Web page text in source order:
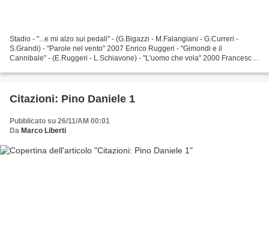
Stadio - "...e mi alzo sui pedali" - (G.Bigazzi - M.Falangiani - G.Curreri -
S.Grandi) - "Parole nel vento" 2007 Enrico Ruggeri - "Gimondi e il
Cannibale" - (E.Ruggeri - L.Schiavone) - "L'uomo che vola" 2000 Francesco
Citazioni: Pino Daniele 1
Pubblicato su 26/11/AM 00:01
Da Marco Liberti